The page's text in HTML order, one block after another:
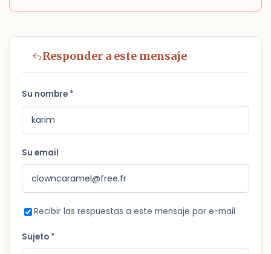
Responder a este mensaje
Su nombre *
Su email
Recibir las respuestas a este mensaje por e-mail
Sujeto *